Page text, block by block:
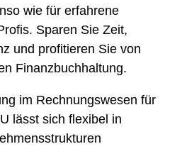
wie für erfahrene
Sparen Sie Zeit,
und profitieren Sie von
Finanzbuchhaltung.
im Rechnungswesen für
lässt sich flexibel in